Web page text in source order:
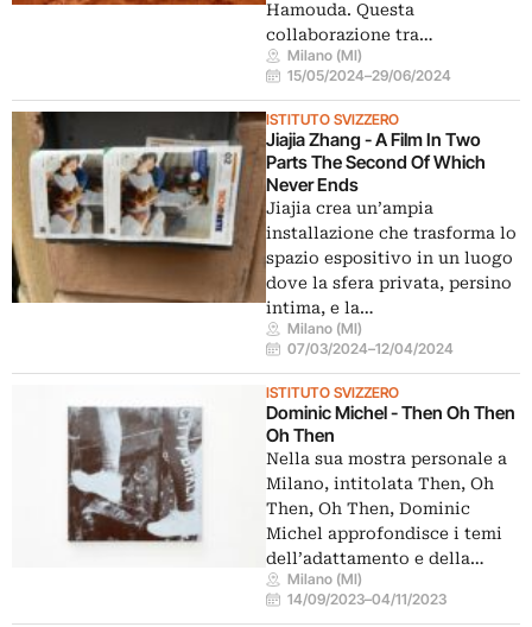
Hamouda. Questa
collaborazione tra…
Milano (MI)
15/05/2024–29/06/2024
ISTITUTO SVIZZERO
Jiajia Zhang - A Film In Two
Parts The Second Of Which
Never Ends
Jiajia crea un’ampia
installazione che trasforma lo
spazio espositivo in un luogo
dove la sfera privata, persino
intima, e la…
Milano (MI)
07/03/2024–12/04/2024
ISTITUTO SVIZZERO
Dominic Michel - Then Oh Then
Oh Then
Nella sua mostra personale a
Milano, intitolata Then, Oh
Then, Oh Then, Dominic
Michel approfondisce i temi
dell’adattamento e della…
Milano (MI)
14/09/2023–04/11/2023